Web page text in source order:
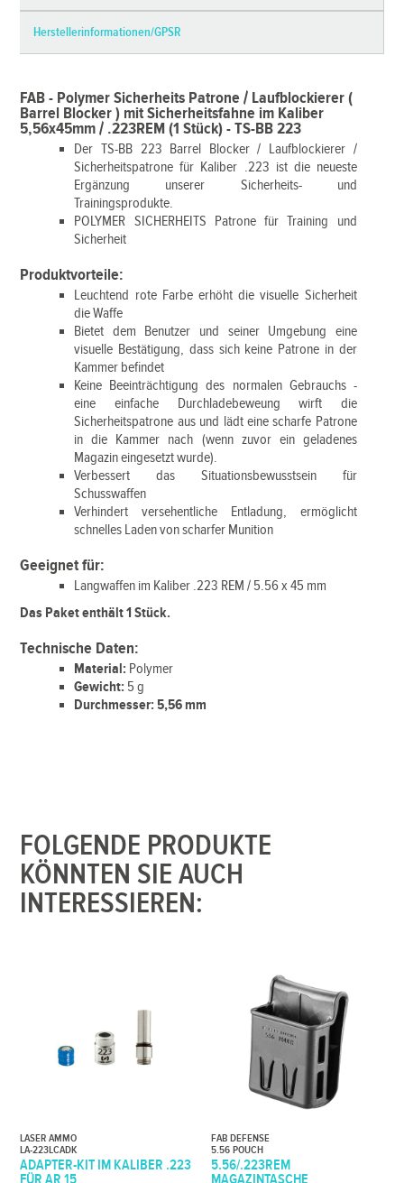
Herstellerinformationen/GPSR
FAB - Polymer Sicherheits Patrone / Laufblockierer (
Barrel Blocker ) mit Sicherheitsfahne im Kaliber
5,56x45mm / .223REM (1 Stück) - TS-BB 223
Der TS-BB 223 Barrel Blocker / Laufblockierer /
Sicherheitspatrone für Kaliber .223 ist die neueste
Ergänzung unserer Sicherheits- und
Trainingsprodukte.
POLYMER SICHERHEITS Patrone für Training und
Sicherheit
Produktvorteile:
Leuchtend rote Farbe erhöht die visuelle Sicherheit
die Waffe
Bietet dem Benutzer und seiner Umgebung eine
visuelle Bestätigung, dass sich keine Patrone in der
Kammer befindet
Keine Beeinträchtigung des normalen Gebrauchs -
eine einfache Durchladebeweung wirft die
Sicherheitspatrone aus und lädt eine scharfe Patrone
in die Kammer nach (wenn zuvor ein geladenes
Magazin eingesetzt wurde).
Verbessert das Situationsbewusstsein für
Schusswaffen
Verhindert versehentliche Entladung, ermöglicht
schnelles Laden von scharfer Munition
Geeignet für:
Langwaffen im Kaliber .223 REM / 5.56 x 45 mm
Das Paket enthält 1 Stück.
Technische Daten:
Material: Polymer
Gewicht: 5 g
Durchmesser: 5,56 mm
FOLGENDE PRODUKTE
KÖNNTEN SIE AUCH
INTERESSIEREN:
LASER AMMO
LA-223LCADK
ADAPTER-KIT IM KALIBER .223
FÜR AR 15
FAB DEFENSE
5.56 POUCH
5.56/.223REM
MAGAZINTASCHE